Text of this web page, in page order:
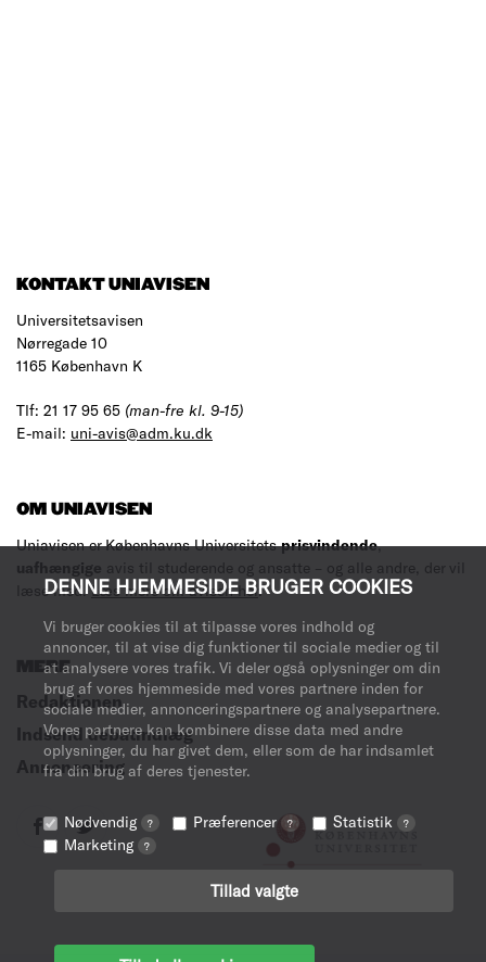
DENNE HJEMMESIDE BRUGER COOKIES
Vi bruger cookies til at tilpasse vores indhold og
annoncer, til at vise dig funktioner til sociale medier og til
at analysere vores trafik. Vi deler også oplysninger om din
brug af vores hjemmeside med vores partnere inden for
sociale medier, annonceringspartnere og analysepartnere.
Vores partnere kan kombinere disse data med andre
oplysninger, du har givet dem, eller som de har indsamlet
fra din brug af deres tjenester.
Nødvendig ? Præferencer ? Statistik ?
Marketing ?
Tillad valgte
KONTAKT UNIAVISEN
Universitetsavisen
Nørregade 10
1165 København K
Tlf: 21 17 95 65 (man-fre kl. 9-15)
E-mail: uni-avis@adm.ku.dk
OM UNIAVISEN
Uniavisen er Københavns Universitetsprisvindende,
uafhængige avis til studerende og ansatte – og alle andre, der vil
læse med.Læs mere om avisen her.
MERE
Redaktionen
Indsend debatindlæg
Annoncering